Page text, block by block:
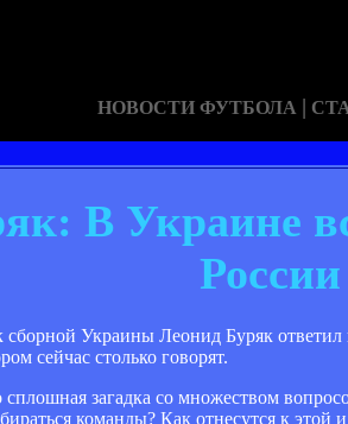
НОВОСТИ ФУТБОЛА |
В Украине
Украины Леонид Буряк ответил
сейчас столько говорят.
загадка со множеством
команды? Как отнесутся к